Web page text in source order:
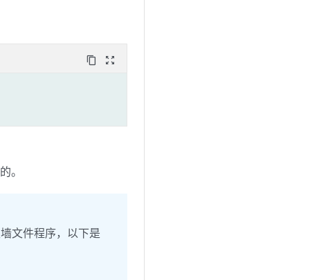
content_copy zoom_out_map
。
文件程序，以下是